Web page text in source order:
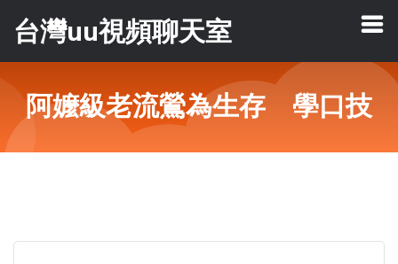
台灣uu視頻聊天室
阿嬤級老流鶯為生存 學口技